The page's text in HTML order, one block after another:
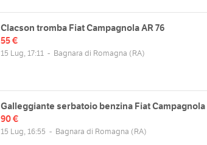
Clacson tromba Fiat Campagnola AR 76
55 €
15 Lug, 17:11 - Bagnara di Romagna (RA)
Galleggiante serbatoio benzina Fiat Campagnola
90 €
15 Lug, 16:55 - Bagnara di Romagna (RA)